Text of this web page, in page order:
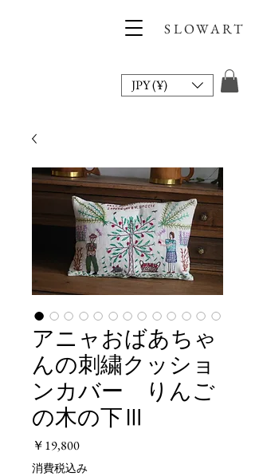
SLOWART
JPY (¥)
アニャおばあちゃ
んの刺繍クッショ
ンカバー りんご
の木の下Ⅲ
￥19,800価
格
消費税込み